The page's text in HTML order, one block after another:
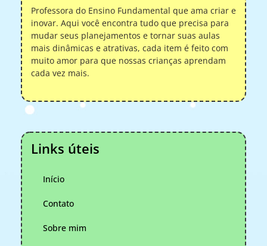
Professora do Ensino Fundamental que ama criar e
inovar. Aqui você encontra tudo que precisa para
mudar seus planejamentos e tornar suas aulas
mais dinâmicas e atrativas, cada item é feito com
muito amor para que nossas crianças aprendam
cada vez mais.
Links úteis
Início
Contato
Sobre mim